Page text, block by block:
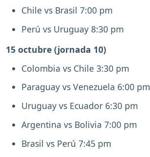
Chile vs Brasil 7:00 pm
Perú vs Uruguay 8:30 pm
15 octubre (jornada 10)
Colombia vs Chile 3:30 pm
Paraguay vs Venezuela 6:00 pm
Uruguay vs Ecuador 6:30 pm
Argentina vs Bolivia 7:00 pm
Brasil vs Perú 7:45 pm